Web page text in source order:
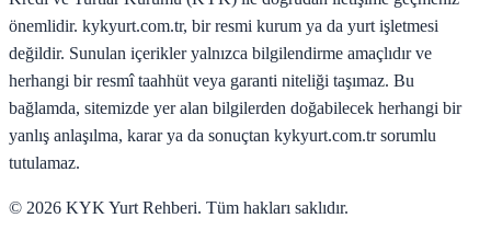
önemlidir. kykyurt.com.tr, bir resmi kurum ya da yurt işletmesi
değildir. Sunulan içerikler yalnızca bilgilendirme amaçlıdır ve
herhangi bir resmî taahhüt veya garanti niteliği taşımaz. Bu
bağlamda, sitemizde yer alan bilgilerden doğabilecek herhangi bir
yanlış anlaşılma, karar ya da sonuçtan kykyurt.com.tr sorumlu
tutulamaz.
© 2026 KYK Yurt Rehberi. Tüm hakları saklıdır.